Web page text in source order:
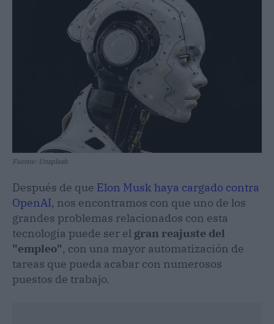
Fuente: Unsplash
Después de que Elon Musk haya cargado contra
OpenAI, nos encontramos con que uno de los
grandes problemas relacionados con esta
tecnología puede ser el gran reajuste del
"empleo", con una mayor automatización de
tareas que pueda acabar con numerosos
puestos de trabajo.